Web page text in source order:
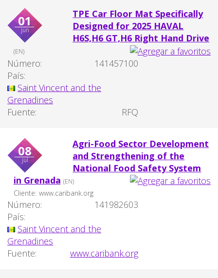
01
jun
TPE Car Floor Mat Specifically
Designed for 2025 HAVAL
H6S,H6 GT,H6 Right Hand Drive
(EN)
Número:
141457100
País:
Saint Vincent and the
Grenadines
Fuente:
RFQ
08
jul
Agri-Food Sector Development
and Strengthening of the
National Food Safety System
in Grenada (EN)
Cliente: www.caribank.org
Número:
141982603
País:
Saint Vincent and the
Grenadines
Fuente:
www.caribank.org